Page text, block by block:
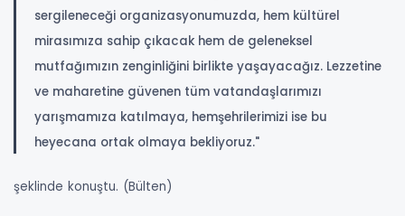
sergileneceği organizasyonumuzda, hem kültürel
mirasımıza sahip çıkacak hem de geleneksel
mutfağımızın zenginliğini birlikte yaşayacağız. Lezzetine
ve maharetine güvenen tüm vatandaşlarımızı
yarışmamıza katılmaya, hemşehrilerimizi ise bu
heyecana ortak olmaya bekliyoruz."
şeklinde konuştu. (Bülten)